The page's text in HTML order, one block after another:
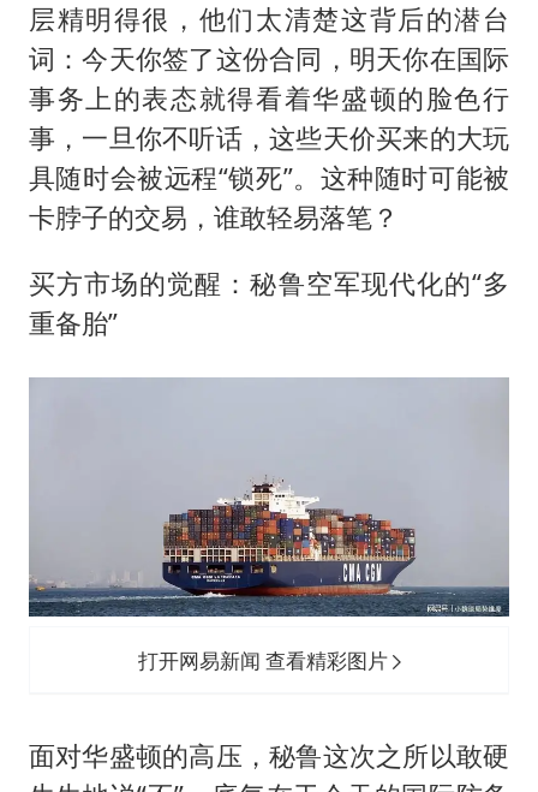
层精明得很，他们太清楚这背后的潜台
词：今天你签了这份合同，明天你在国际
事务上的表态就得看着华盛顿的脸色行
事，一旦你不听话，这些天价买来的大玩
具随时会被远程“锁死”。这种随时可能被
卡脖子的交易，谁敢轻易落笔？
买方市场的觉醒：秘鲁空军现代化的“多
重备胎”
打开网易新闻 查看精彩图片
面对华盛顿的高压，秘鲁这次之所以敢硬